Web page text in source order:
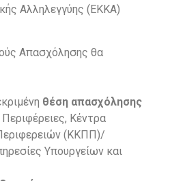
Αλληλεγγύης (ΕΚΚΑ)
Απασχόλησης θα
θέση απασχόλησης
Κέντρα
(ΚΚΠΠ)/
Υπουργείων και